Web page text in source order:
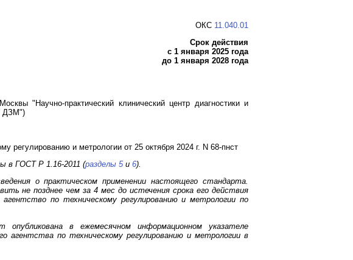
ОКС 11.040.01
Срок действия
с 1 января 2025 года
до 1 января 2028 года
"Научно-практический клинический центр диагностики и
ДЗМ")
регулированию и метрологии от 25 октября 2024 г. N 68-пнст
в ГОСТ Р 1.16-2011 (разделы 5и 6).
о практическом применении настоящего стандарта.
не позднее чем за 4 мес до истечения срока его действия
по техническому регулированию и метрологии по
в ежемесячном информационном указателе
по техническому регулированию и метрологии в